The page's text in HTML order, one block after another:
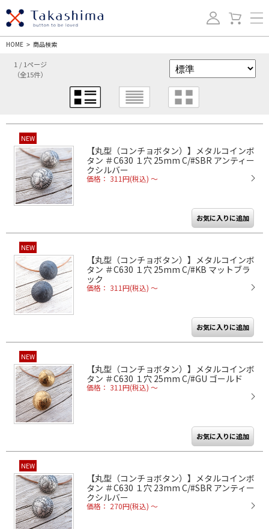
HOME > 商品検索
1 / 1ページ
（全15件）
NEW
【丸型（コンチョボタン）】メタルコインボ
タン ＃C630 １穴 25mm C/#SBR アンティー
クシルバー
価格： 311円(税込) ～
NEW
【丸型（コンチョボタン）】メタルコインボ
タン ＃C630 １穴 25mm C/#KB マットブラ
ック
価格： 311円(税込) ～
NEW
【丸型（コンチョボタン）】メタルコインボ
タン ＃C630 １穴 25mm C/#GU ゴールド
価格： 311円(税込) ～
NEW
【丸型（コンチョボタン）】メタルコインボ
タン ＃C630 １穴 23mm C/#SBR アンティー
クシルバー
価格： 270円(税込) ～